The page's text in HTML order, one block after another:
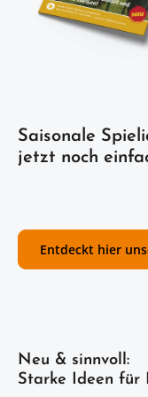
Saisonale
jetzt noch
Entdeckt hier
Neu & sinnvoll:
Starke Ideen für